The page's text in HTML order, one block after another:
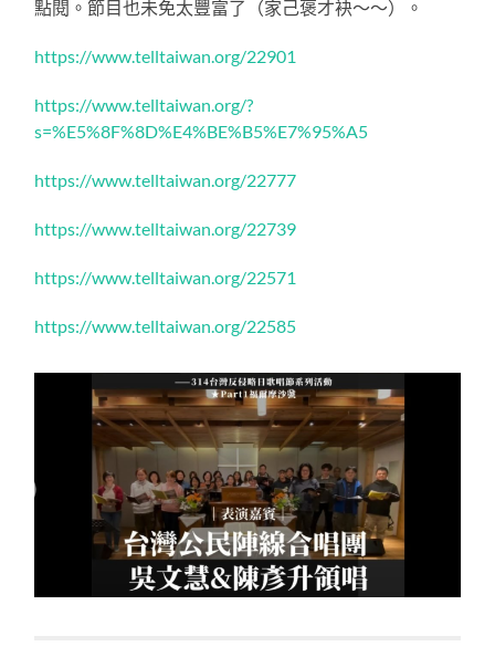
點閱。節目也未免太豐富了（家己褒才袂～～）。
https://www.telltaiwan.org/22901
https://www.telltaiwan.org/?
s=%E5%8F%8D%E4%BE%B5%E7%95%A5
https://www.telltaiwan.org/22777
https://www.telltaiwan.org/22739
https://www.telltaiwan.org/22571
https://www.telltaiwan.org/22585